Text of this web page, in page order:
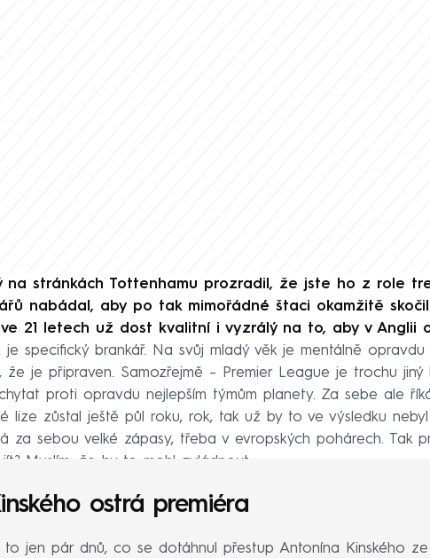
na stránkách Tottenhamu prozradil, že jste ho z role
nabádal, aby po tak mimořádné štaci okamžitě
21 letech už dost kvalitní i vyzrálý na to, aby v Anglii
je specifický brankář. Na svůj mladý věk je mentálně opravdu
že je připraven. Samozřejmě – Premier League je trochu
proti opravdu nejlepším týmům planety. Za sebe ale
lize zůstal ještě půl roku, rok, tak už by to ve výsledku
za sebou velké zápasy, třeba v evropských pohárech. Tak
jít? Myslím, že by to mohl zvládnout.
ostrá premiéra
to jen pár dnů, co se dotáhnul přestup Antonína Kinského